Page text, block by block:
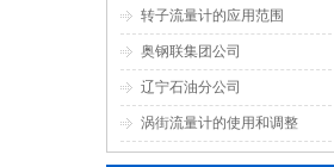
转子流量计的应用范围
奥钢联集团公司
辽宁石油分公司
涡街流量计的使用和调整